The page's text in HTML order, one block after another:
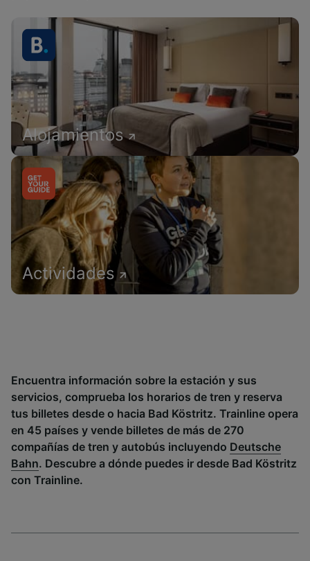
Alojamientos
Actividades
Encuentra información sobre la estación y sus
servicios, comprueba los horarios de tren y reserva
tus billetes desde o hacia Bad Köstritz. Trainline opera
en 45 países y vende billetes de más de 270
compañías de tren y autobús incluyendo Deutsche
Bahn. Descubre a dónde puedes ir desde Bad Köstritz
con Trainline.